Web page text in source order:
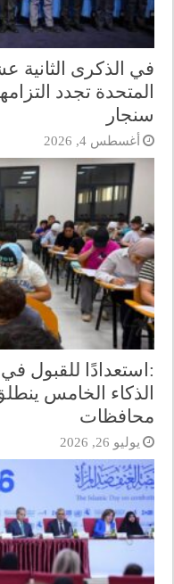
في الذكرى الثانية
المتحدة تجدد
سنجار
أغسطس 4, 2026
:استعدادًا للقبول
الذكاء الخامس
محافظات
يوليو 26, 2026